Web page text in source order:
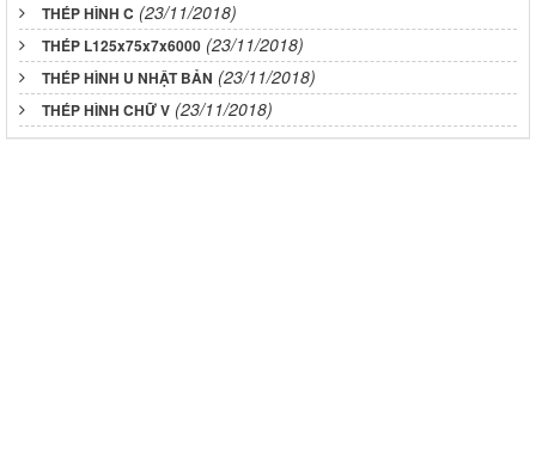
THÉP HÌNH C (23/11/2018)
THÉP L125x75x7x6000 (23/11/2018)
THÉP HÌNH U NHẬT BẢN (23/11/2018)
THÉP HÌNH CHỮ V (23/11/2018)